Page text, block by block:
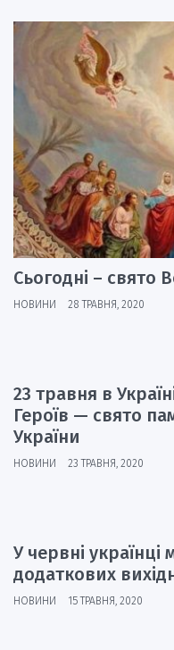
Сьогодні – свято
НОВИНИ 28 ТРАВНЯ, 2020
23 травня в
Героїв — свято
України
НОВИНИ 23 ТРАВНЯ, 2020
У червні українці
додаткових
НОВИНИ 15 ТРАВНЯ, 2020